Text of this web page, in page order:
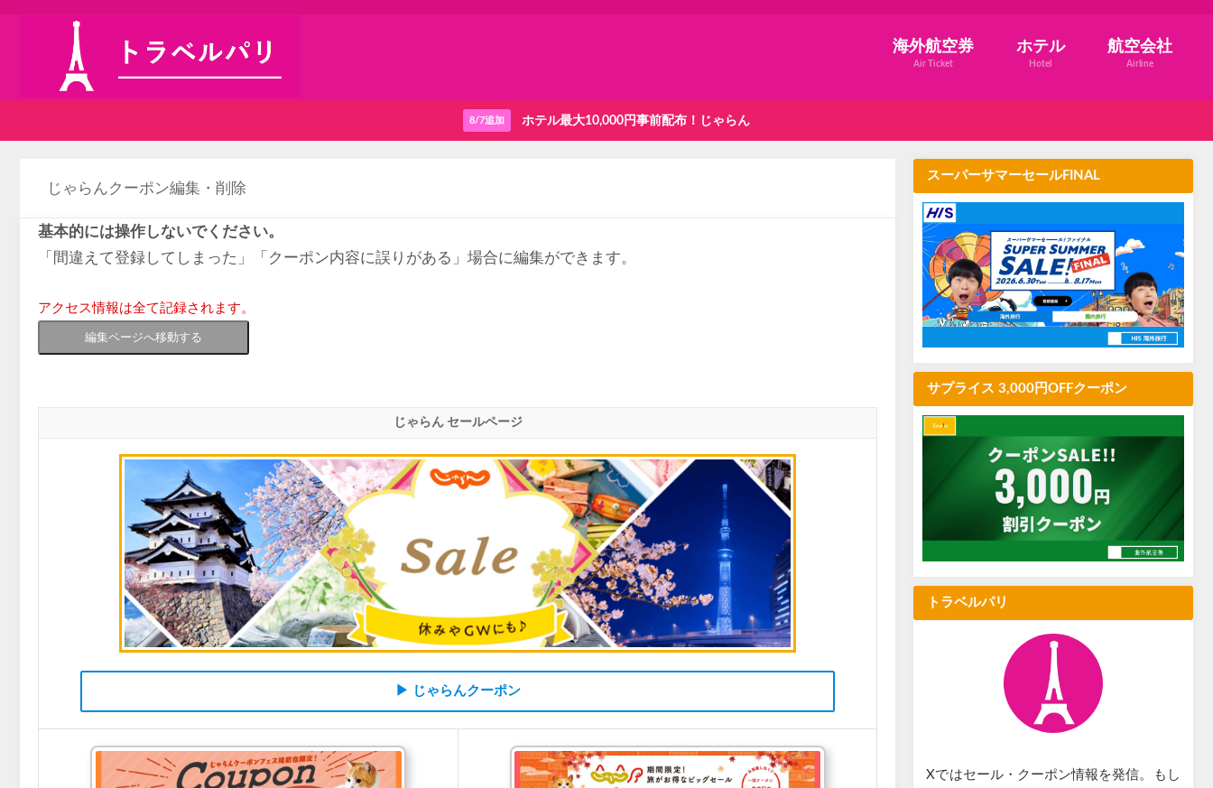
海外航空券
Air Ticket
ホテル
Hotel
航空会社
Airline
8/7追加 ホテル最大10,000円事前配布！じゃらん
じゃらんクーポン編集・削除
基本的には操作しないでください。
「間違えて登録してしまった」「クーポン内容に誤りがある」場合に編集ができます。
アクセス情報は全て記録されます。
編集ページへ移動する
じゃらん セールページ
▶ じゃらんクーポン
スーパーサマーセールFINAL
サプライス 3,000円OFFクーポン
トラベルパリ
Xではセール・クーポン情報を発信。もし